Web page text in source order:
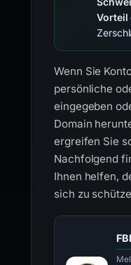
Vorteil
Wenn Sie
persönliche
eingegeben
Domain
ergreifen Sie
Nachfolgend
Ihnen helfen,
sich zu